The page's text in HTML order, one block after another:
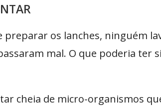
os lanches, ninguém
mal. O que poderia ter
cheia de micro-organismos